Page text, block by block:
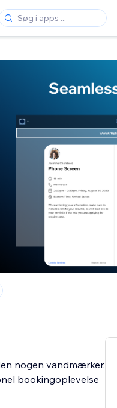
nogen vandmærker,
bookingoplevelse